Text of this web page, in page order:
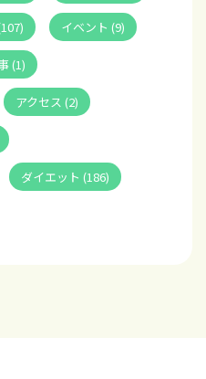
イベント (9)
(1)
アクセス (2)
ダイエット (186)